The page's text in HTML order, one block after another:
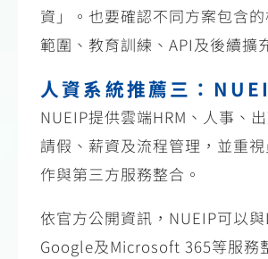
資」。也要確認不同方案包含
範圍、教育訓練、API及後續擴
人資系統推薦三：
NUEIP提供雲端HRM、人事、
請假、薪資及流程管理，並重
作與第三方服務整合。
依官方公開資訊，NUEIP可以與
Google及Microsoft 365等服務